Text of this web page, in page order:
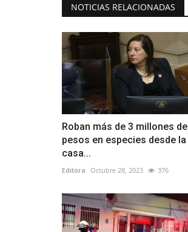
NOTICIAS RELACIONADAS
Roban más de 3 millones de
pesos en especies desde la
casa...
Editora Octubre 28, 2023 376